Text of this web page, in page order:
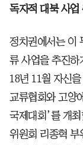
독자적 대북 사업
정치권에서는 이
류 사업을 추진하
18년 11월 자신
교류협회와 고양
국제대회’를 개
위원회 리종혁 부